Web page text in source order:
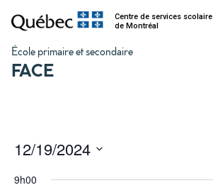
Centre de services scolaire
de Montréal
École primaire et secondaire
FACE
12/19/2024
une
9h00